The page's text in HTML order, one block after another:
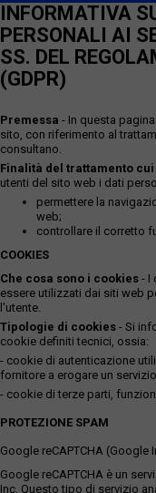
INFORMATIVA
PERSONALI AI
SS. DEL
(GDPR)
Premessa - In questa
sito, con riferimento al
consultano.
Finalità del trattamento
utenti del sito web i dati
permettere la
web;
controllare il corretto
COOKIES
Che cosa sono i cookies - I
essere utilizzati dai siti web
l'utente.
Tipologie di cookies - Si
cookie definiti tecnici, ossia:
- cookie di autenticazione
fornitore a erogare un
- cookie di terze parti,
PROTEZIONE SPAM
Google reCAPTCHA (Google
Google reCAPTCHA è un
Inc. Questo tipo di servizio